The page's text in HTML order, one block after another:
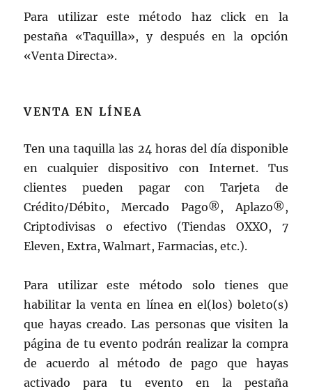
Para utilizar este método haz click en la
pestaña «Taquilla», y después en la opción
«Venta Directa».
VENTA EN LÍNEA
Ten una taquilla las 24 horas del día disponible
en cualquier dispositivo con Internet. Tus
clientes pueden pagar con Tarjeta de
Crédito/Débito, Mercado Pago®, Aplazo®,
Criptodivisas o efectivo (Tiendas OXXO, 7
Eleven, Extra, Walmart, Farmacias, etc.).
Para utilizar este método solo tienes que
habilitar la venta en línea en el(los) boleto(s)
que hayas creado. Las personas que visiten la
página de tu evento podrán realizar la compra
de acuerdo al método de pago que hayas
activado para tu evento en la pestaña